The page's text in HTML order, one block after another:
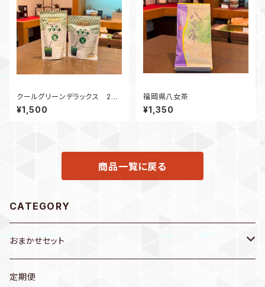
クールグリーンデラックス 240
g チャック付き袋
¥1,500
福岡県八女茶
¥1,350
商品一覧に戻る
CATEGORY
おまかせセット
送料無料
定期便